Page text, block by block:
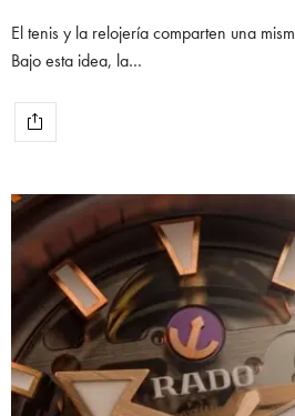
El tenis y la relojería comparten una
Bajo esta idea, la…